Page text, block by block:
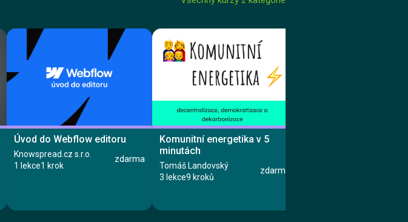
Úvod do Webflow editoru
Knowspread.cz s.r.o.
1 lekce1 krok
zdarma
Komunitní energetika v 5
minutách
Tomáš Landovský
3 lekce9 kroků
zdarma